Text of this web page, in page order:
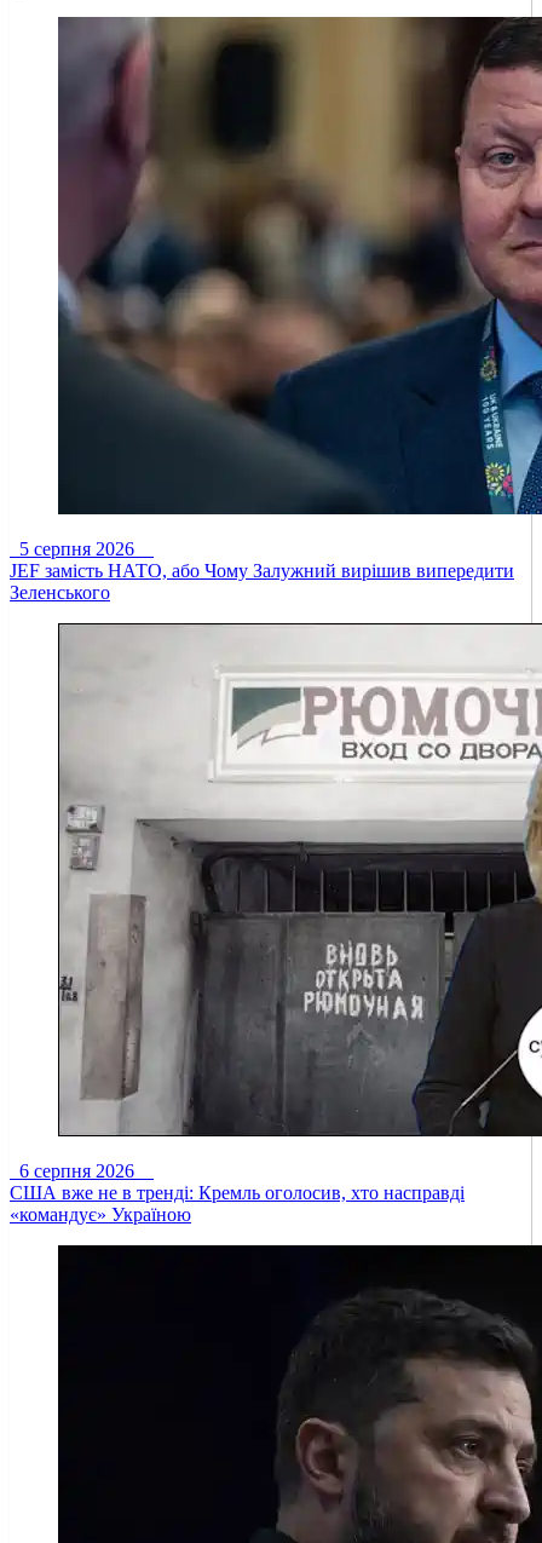
5 серпня 2026
JEF замість НАТО, або Чому Залужний вирішив випередити
Зеленського
6 серпня 2026
США вже не в тренді: Кремль оголосив, хто насправді
«командує» Україною